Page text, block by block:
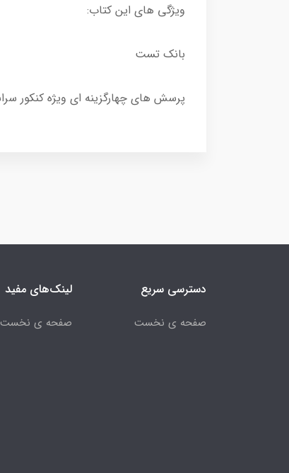
ویژگی های این کتاب:
بانک تست
پرسش های چهارگزینه ای ویژه کنکور
دسترسی سریع
صفحه ی نخست
لینک‌های مفید
صفحه ی نخست